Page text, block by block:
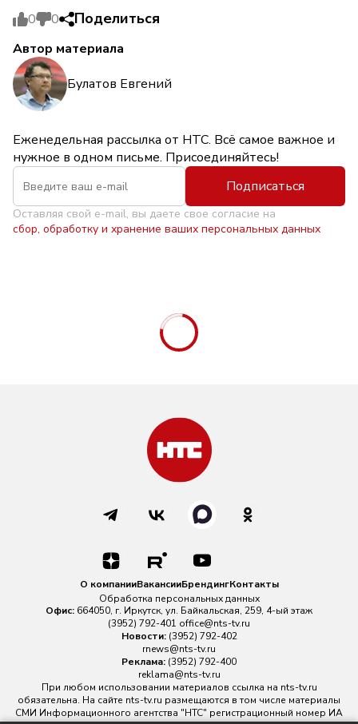
0 0 Поделиться
Автор материала
Булатов Евгений
Еженедельная рассылка от НТС. Всё самое важное и
нужное в одном письме. Присоединяйтесь!
Подписаться
Оставляя свой e-mail, вы даете свое согласие на
сбор, обработку и хранение ваших персональных данных
О компанииВакансииБрендингКонтакты
Обработка персональных данных
Офис: 664050, г. Иркутск, ул. Байкальская, 259, 4-ый этаж
(3952) 792-401 office@nts-tv.ru
Новости: (3952) 792-402
rnews@nts-tv.ru
Реклама: (3952) 792-400
reklama@nts-tv.ru
При любом использовании материалов ссылка на nts-tv.ru
обязательна. На сайте nts-tv.ru размещаются в том числе материалы
СМИ Информационного агентства "НТС" регистрационный номер ИА